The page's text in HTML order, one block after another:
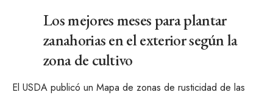
Los mejores meses para plantar
zanahorias en el exterior según la
zona de cultivo
El USDA publicó un Mapa de zonas de rusticidad de las